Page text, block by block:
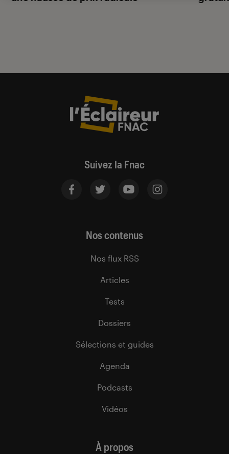
Suivez la Fnac
Nos contenus
Nos flux RSS
Articles
Tests
Dossiers
Sélections et guides
Agenda
Podcasts
Vidéos
À propos